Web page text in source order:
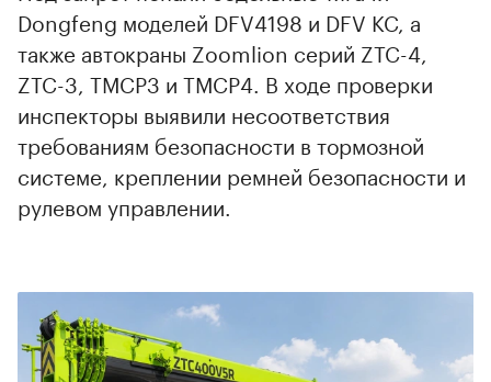
Dongfeng моделей DFV4198 и DFV KC, а
также автокраны Zoomlion серий ZTC-4,
ZTC-3, TMCP3 и TMCP4. В ходе проверки
инспекторы выявили несоответствия
требованиям безопасности в тормозной
системе, креплении ремней безопасности и
рулевом управлении.